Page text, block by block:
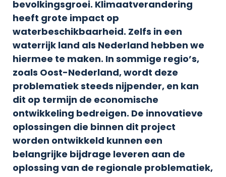
bevolkingsgroei. Klimaatverandering
heeft grote impact op
waterbeschikbaarheid. Zelfs in een
waterrijk land als Nederland hebben we
hiermee te maken. In sommige regio’s,
zoals Oost-Nederland, wordt deze
problematiek steeds nijpender, en kan
dit op termijn de economische
ontwikkeling bedreigen. De innovatieve
oplossingen die binnen dit project
worden ontwikkeld kunnen een
belangrijke bijdrage leveren aan de
oplossing van de regionale problematiek,